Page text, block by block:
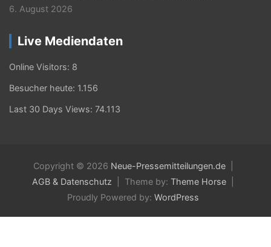
6. August 2026
Live Mediendaten
Online Visitors: 8
Besucher heute: 1.156
Last 30 Days Views: 74.113
Copyright © 2026 Neue-Pressemitteilungen.de
AGB & Datenschutz
Theme by: Theme Horse
Proudly Powered by: WordPress